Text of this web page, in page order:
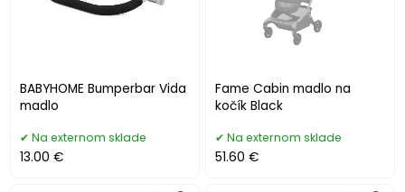
BABYHOME Bumperbar Vida
madlo
Na externom sklade
13.00 €
Fame Cabin madlo na
kočík Black
Na externom sklade
51.60 €